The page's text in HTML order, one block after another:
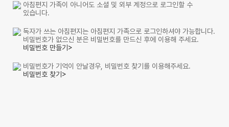
아침편지 가족이 아니어도 소셜 및 외부 계정으로 로그인할 수
있습니다.
독자가 쓰는 아침편지는 아침편지 가족으로 로그인하셔야 가능합니다.
비밀번호가 없으신 분은 비밀번호를 만드신 후에 이용해 주세요.
비밀번호 만들기>
비밀번호가 기억이 안날경우, 비밀번호 찾기를 이용해주세요.
비밀번호 찾기>